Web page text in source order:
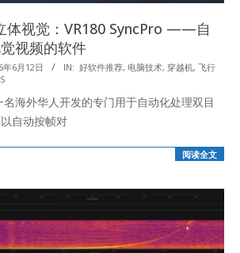
体视觉：VR180 SyncPro ——自
视频的软件
年6月12日 IN: 好软件推荐, 电脑技术, 穿越机, 飞行
海外华人开发的专门用于自动化处理双目
自动按帧对
阅读全文